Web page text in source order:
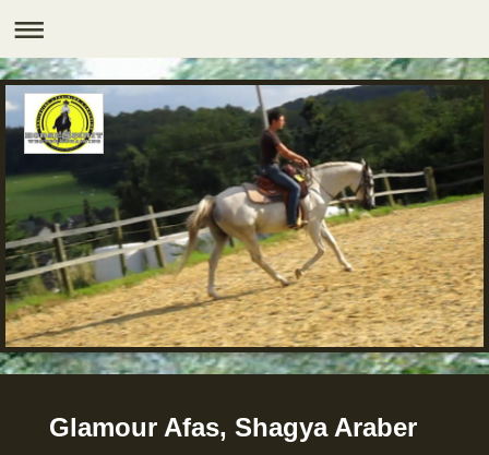
Glamour Afas, Shagya Araber